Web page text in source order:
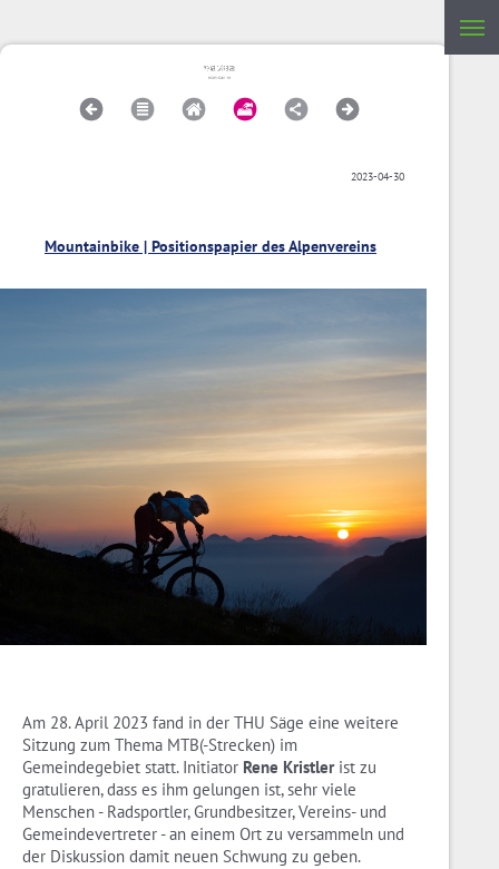
2023-04-30
Mountainbike | Positionspapier des Alpenvereins
Am 28. April 2023 fand in der THU Säge eine weitere
Sitzung zum Thema MTB(-Strecken) im
Gemeindegebiet statt. Initiator Rene Kristlerist zu
gratulieren, dass es ihm gelungen ist, sehr viele
Menschen - Radsportler, Grundbesitzer, Vereins- und
Gemeindevertreter - an einem Ort zu versammeln und
der Diskussion damit neuen Schwung zu geben.